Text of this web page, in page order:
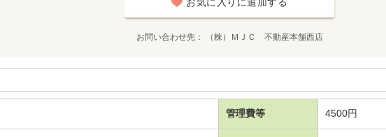
お問い合わせ先 （株）ＭＪＣ 不動産本舗西店
管理費等 4500円